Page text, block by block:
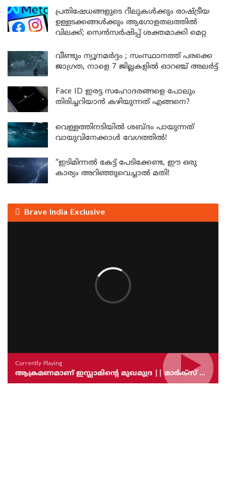
പ്രതിഷേധങ്ങളുടെ റീലുകൾക്കും രാഷ്ട്രീയ
ഉള്ളടക്കങ്ങൾക്കും ആഗോളതലത്തിൽ
വിലക്ക്; സെൻസർഷിപ്പ് ശക്തമാക്കി മെറ്റ
വീണ്ടും ന്യൂനമർദ്ദം ; സംസ്ഥാനത്ത് പരക്കെ
ജാഗ്രത, നാളെ 7 ജില്ലകളിൽ ഓറഞ്ച് അലർട്ട്
Face ID ഇരട്ട സഹോദരങ്ങളെ പോലും
തിരിച്ചറിയാൻ കഴിയുന്നത് എങ്ങനെ?
വെള്ളത്തിനടിയിൽ ശബ്ദം പായുന്നത്
വായുവിനേക്കാൾ വേഗത്തിൽ!
“ഇടിമിന്നൽ കേട്ട് പേടിക്കേണ്ട, ഈ ഒരു
കാര്യം അറിഞ്ഞുവെച്ചാൽ മതി!
Brave India Exclusive
Currently Playing
ആക്രമണമാണ് ഇസ്ലാമിന്റെ മുഖമുദ്ര || മാർക്സ് ലക്ഷണമൊത്ത സൈക്കോപാത്ത് || SWAMI ANANDAVANAM BHARATHI